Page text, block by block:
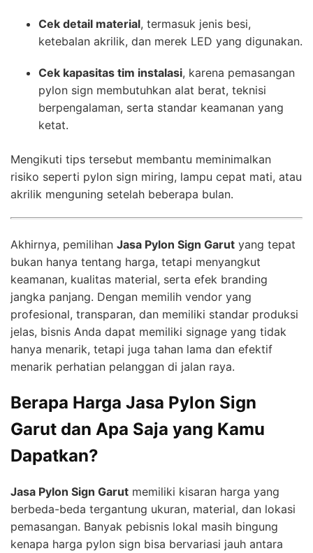
Cek detail material, termasuk jenis besi,
ketebalan akrilik, dan merek LED yang digunakan.
Cek kapasitas tim instalasi, karena pemasangan
pylon sign membutuhkan alat berat, teknisi
berpengalaman, serta standar keamanan yang
ketat.
Mengikuti tips tersebut membantu meminimalkan
risiko seperti pylon sign miring, lampu cepat mati, atau
akrilik menguning setelah beberapa bulan.
Akhirnya, pemilihan Jasa Pylon Sign Garut yang tepat
bukan hanya tentang harga, tetapi menyangkut
keamanan, kualitas material, serta efek branding
jangka panjang. Dengan memilih vendor yang
profesional, transparan, dan memiliki standar produksi
jelas, bisnis Anda dapat memiliki signage yang tidak
hanya menarik, tetapi juga tahan lama dan efektif
menarik perhatian pelanggan di jalan raya.
Berapa Harga Jasa Pylon Sign
Garut dan Apa Saja yang Kamu
Dapatkan?
Jasa Pylon Sign Garut memiliki kisaran harga yang
berbeda-beda tergantung ukuran, material, dan lokasi
pemasangan. Banyak pebisnis lokal masih bingung
kenapa harga pylon sign bisa bervariasi jauh antara